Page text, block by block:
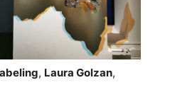
, Laura Golzan,